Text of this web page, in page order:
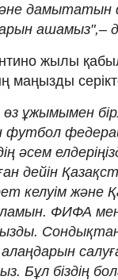
дамытатын
ашамыз",–
жылы
ұжымымен
әсем
дейін
келуім және
ФИФА
Бұл біздің